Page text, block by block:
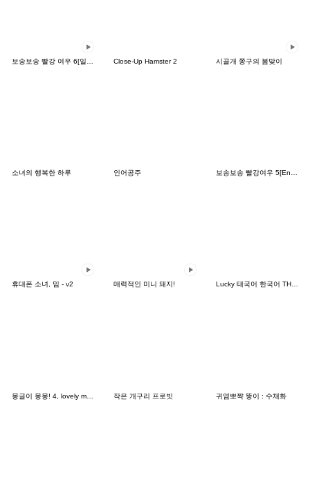
Close-Up Hamster 2 시골개 쫑구의 봄맞이
소녀의 행복한 하루 인어공주
휴대폰 소녀, 밈 - v2 매력적인 미니 돼지! Lucky 태국어 한국어 THAI-KOREA
작은 개구리 프로빗 귀염뽀쨕 뚱이 : 수채화